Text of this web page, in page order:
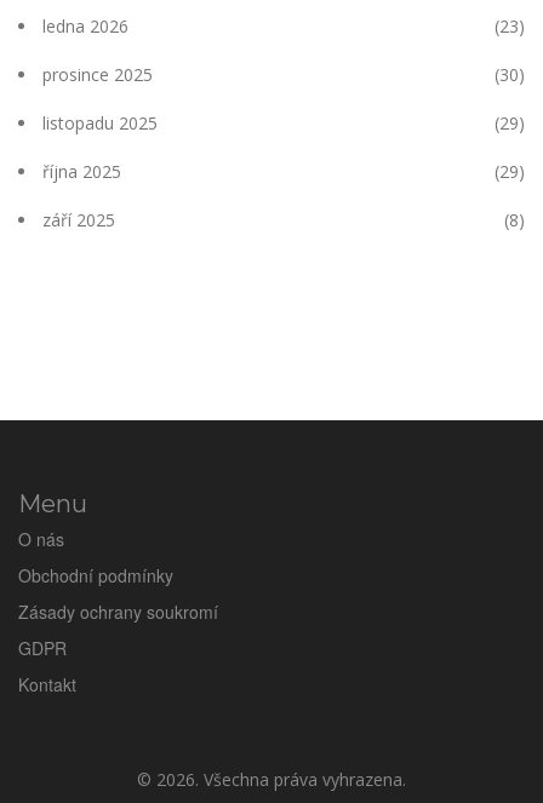
ledna 2026 (23)
prosince 2025 (30)
listopadu 2025 (29)
října 2025 (29)
září 2025 (8)
Menu
O nás
Obchodní podmínky
Zásady ochrany soukromí
GDPR
Kontakt
© 2026. Všechna práva vyhrazena.